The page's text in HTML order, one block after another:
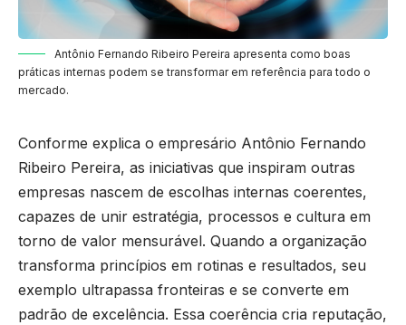
Antônio Fernando Ribeiro Pereira apresenta como boas
práticas internas podem se transformar em referência para todo o
mercado.
Conforme explica o empresário Antônio Fernando
Ribeiro Pereira, as iniciativas que inspiram outras
empresas nascem de escolhas internas coerentes,
capazes de unir estratégia, processos e cultura em
torno de valor mensurável. Quando a organização
transforma princípios em rotinas e resultados, seu
exemplo ultrapassa fronteiras e se converte em
padrão de excelência. Essa coerência cria reputação,